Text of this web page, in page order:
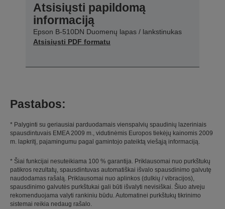
Atsisiųsti papildomą
informaciją
Epson B-510DN Duomenų lapas / lankstinukas
Atsisiųsti PDF formatu
Pastabos:
* Palyginti su geriausiai parduodamais vienspalvių spaudinių lazeriniais
spausdintuvais EMEA 2009 m., vidutinėmis Europos tiekėjų kainomis 2009
m. lapkritį, pajamingumu pagal gamintojo pateiktą viešąją informaciją.
* Šiai funkcijai nesuteikiama 100 % garantija. Priklausomai nuo purkštukų
patikros rezultatų, spausdintuvas automatiškai išvalo spausdinimo galvutę
naudodamas rašalą. Priklausomai nuo aplinkos (dulkių / vibracijos),
spausdinimo galvutės purkštukai gali būti išvalyti nevisiškai. Šiuo atveju
rekomenduojama valyti rankiniu būdu. Automatinei purkštukų tikrinimo
sistemai reikia nedaug rašalo.